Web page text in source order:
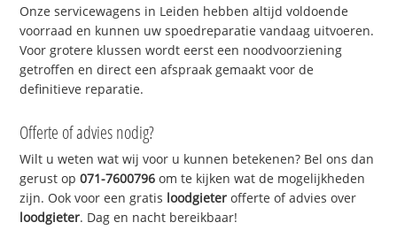
Onze servicewagens in Leiden hebben altijd voldoende
voorraad en kunnen uw spoedreparatie vandaag uitvoeren.
Voor grotere klussen wordt eerst een noodvoorziening
getroffen en direct een afspraak gemaakt voor de
definitieve reparatie.
Offerte of advies nodig?
Wilt u weten wat wij voor u kunnen betekenen? Bel ons dan
gerust op071-7600796 om te kijken wat de mogelijkheden
zijn. Ook voor een gratis loodgieter offerte of advies over
loodgieter. Dag en nacht bereikbaar!